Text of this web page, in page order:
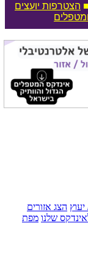
■ הצטרפות יועצים
ומטפלים
הצג אזורים
שלנו מפת